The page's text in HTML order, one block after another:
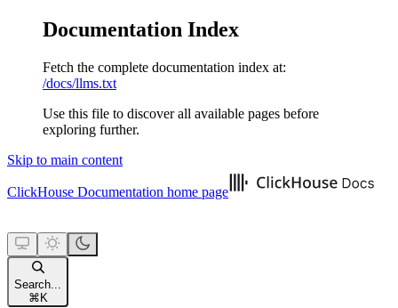
Documentation Index
Fetch the complete documentation index at:
/docs/llms.txt
Use this file to discover all available pages before
exploring further.
Skip to main content
ClickHouse Documentation home page
Search...
⌘ K